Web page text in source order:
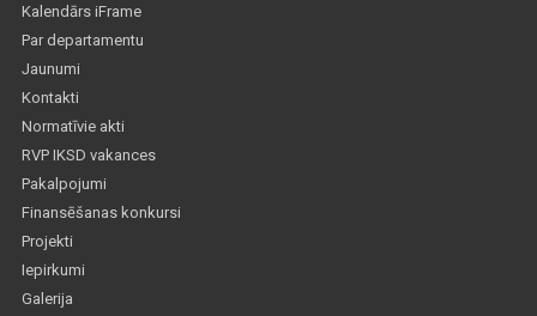
Kalendārs iFrame
Par departamentu
Jaunumi
Kontakti
Normatīvie akti
RVP IKSD vakances
Pakalpojumi
Finansēšanas konkursi
Projekti
Iepirkumi
Galerija